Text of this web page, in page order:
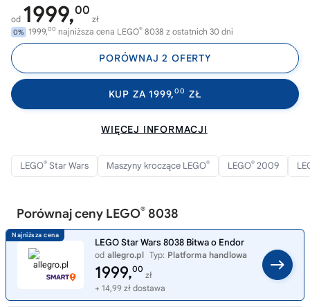
od 1999,00
zł
0% 1999,00 najniższa cena LEGO® 8038 z ostatnich 30 dni
PORÓWNAJ 2 OFERTY
KUP ZA 1999,00 ZŁ
WIĘCEJ INFORMACJI
LEGO® Star Wars Maszyny kroczące LEGO® LEGO® 2009
Porównaj ceny LEGO® 8038
LEGO Star Wars 8038 Bitwa o Endor
od allegro.pl Typ: Platforma handlowa
1999,00
zł
+ 14,99 zł dostawa